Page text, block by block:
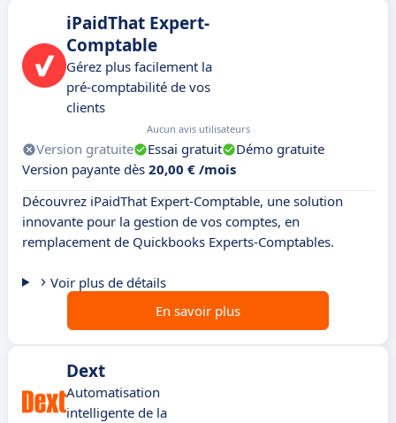
iPaidThat Expert-
Comptable
Gérez plus facilement la
pré-comptabilité de vos
clients
Aucun avis utilisateurs
Version gratuite Essai gratuit
Démo gratuite
Version payante dès 20,00 € /mois
Découvrez iPaidThat Expert-Comptable, une solution
innovante pour la gestion de vos comptes, en
remplacement de Quickbooks Experts-Comptables.
Voir plus de détails
En savoir plus
Dext
Automatisation
intelligente de la